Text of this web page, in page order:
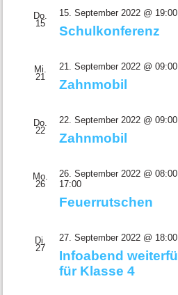
Do.
15
15. September 2022 @ 19:00
Schulkonferenz
Mi.
21
21. September 2022 @ 09:00
Zahnmobil
Do.
22
22. September 2022 @ 09:00
Zahnmobil
Mo.
26
26. September 2022 @ 08:00
17:00
Feuerrutschen
Di.
27
27. September 2022 @ 18:00
Infoabend
für Klasse 4